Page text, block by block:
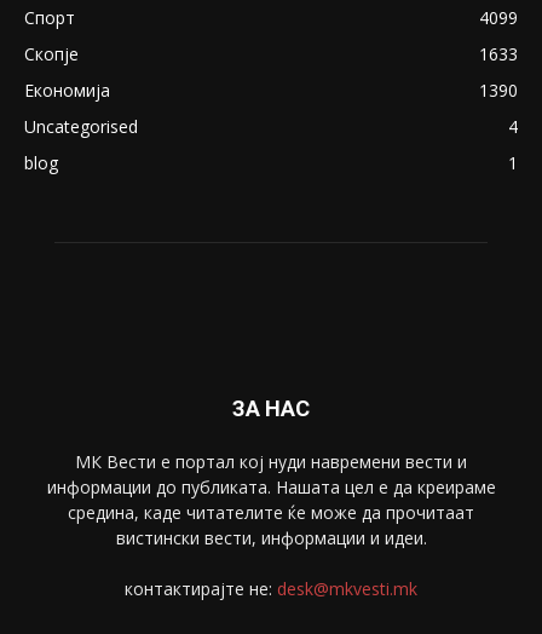
Спорт
4099
Скопје
1633
Економија
1390
Uncategorised
4
blog
1
ЗА НАС
МК Вести е портал коj нуди навремени вести и
информации до публиката. Нашата цел е да креираме
средина, каде читателите ќе може да прочитаат
вистински вести, информации и идеи.
контактирајте не: desk@mkvesti.mk